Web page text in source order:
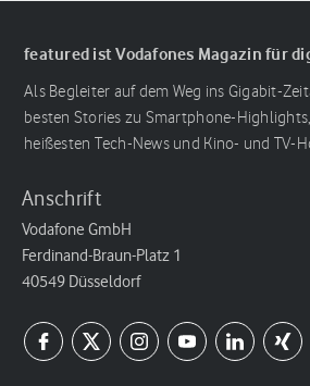
featured ist Vodafones Magazin für
Als Begleiter auf dem Weg ins Gigabit-
besten Stories zu Smartphone-
heißesten Tech-News und Kino- und TV-
Anschrift
Vodafone GmbH
Ferdinand-Braun-Platz 1
40549 Düsseldorf